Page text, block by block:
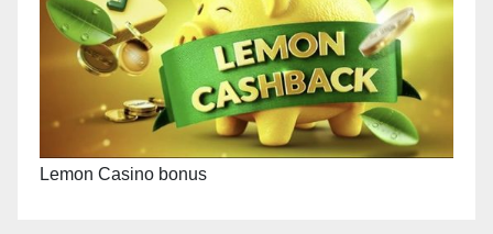
Lemon Casino bonus